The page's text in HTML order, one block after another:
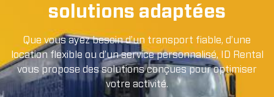
solutions adaptées
Que vous ayez besoin d’un transport fiable, d’une
location flexible ou d’un service personnalisé, ID Rental
vous propose des solutions conçues pour optimiser
votre activité.